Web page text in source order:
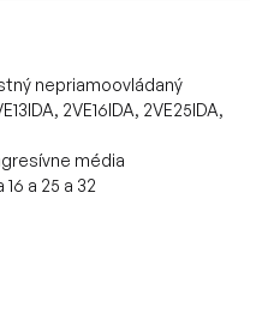
nepriamoovládaný
2VE16IDA, 2VE25IDA,
média
16 a 25 a 32